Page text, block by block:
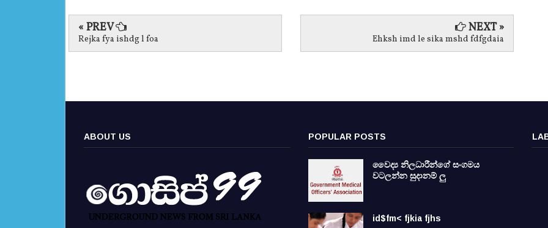
« PREV
Rejka fya ishdg l foa
NEXT »
Ehksh imd le sika mshd fdfgdaia
ABOUT US POPULAR POSTS
වෛද්‍ය නිලධාරීන්ගේ සංගමය
වටලන්න සුදානම් ලු
id$fm< fjkia fjhs